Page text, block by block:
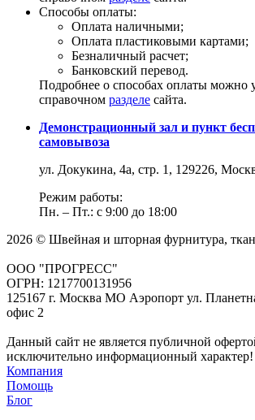
Способы оплаты:
Оплата наличными;
Оплата пластиковыми картами;
Безналичный расчет;
Банковский перевод.
Подробнее о способах оплаты можно
справочном разделе сайта.
Демонстрационный зал и пункт
самовывоза
ул. Докукина, 4а, стр. 1, 129226,
Режим работы:
Пн. – Пт.: с 9:00 до 18:00
2026 © Швейная и шторная фурнитура,
ООО "ПРОГРЕСС"
ОГРН: 1217700131956
125167 г. Москва МО Аэропорт ул.
офис 2
Данный сайт не является публичной
исключительно информационный характер!
Компания
Помощь
Блог